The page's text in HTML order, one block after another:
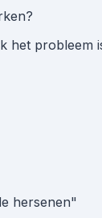
het probleem
hersenen"